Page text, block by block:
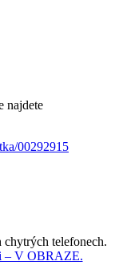
najdete
00292915
chytrých telefonech.
– V OBRAZE.